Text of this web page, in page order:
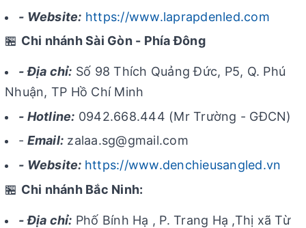
- Website: https://www.laprapdenled.com
🏪 Chi nhánh Sài Gòn - Phía Đông
- Địa chỉ: Số 98 Thích Quảng Đức, P5, Q. Phú
Nhuận, TP Hồ Chí Minh
- Hotline: 0942.668.444 (Mr Trường - GĐCN)
- Email: zalaa.sg@gmail.com
- Website: https://www.denchieusangled.vn
🏪 Chi nhánh Bắc Ninh:
- Địa chỉ: Phố Bính Hạ , P. Trang Hạ ,Thị xã Từ